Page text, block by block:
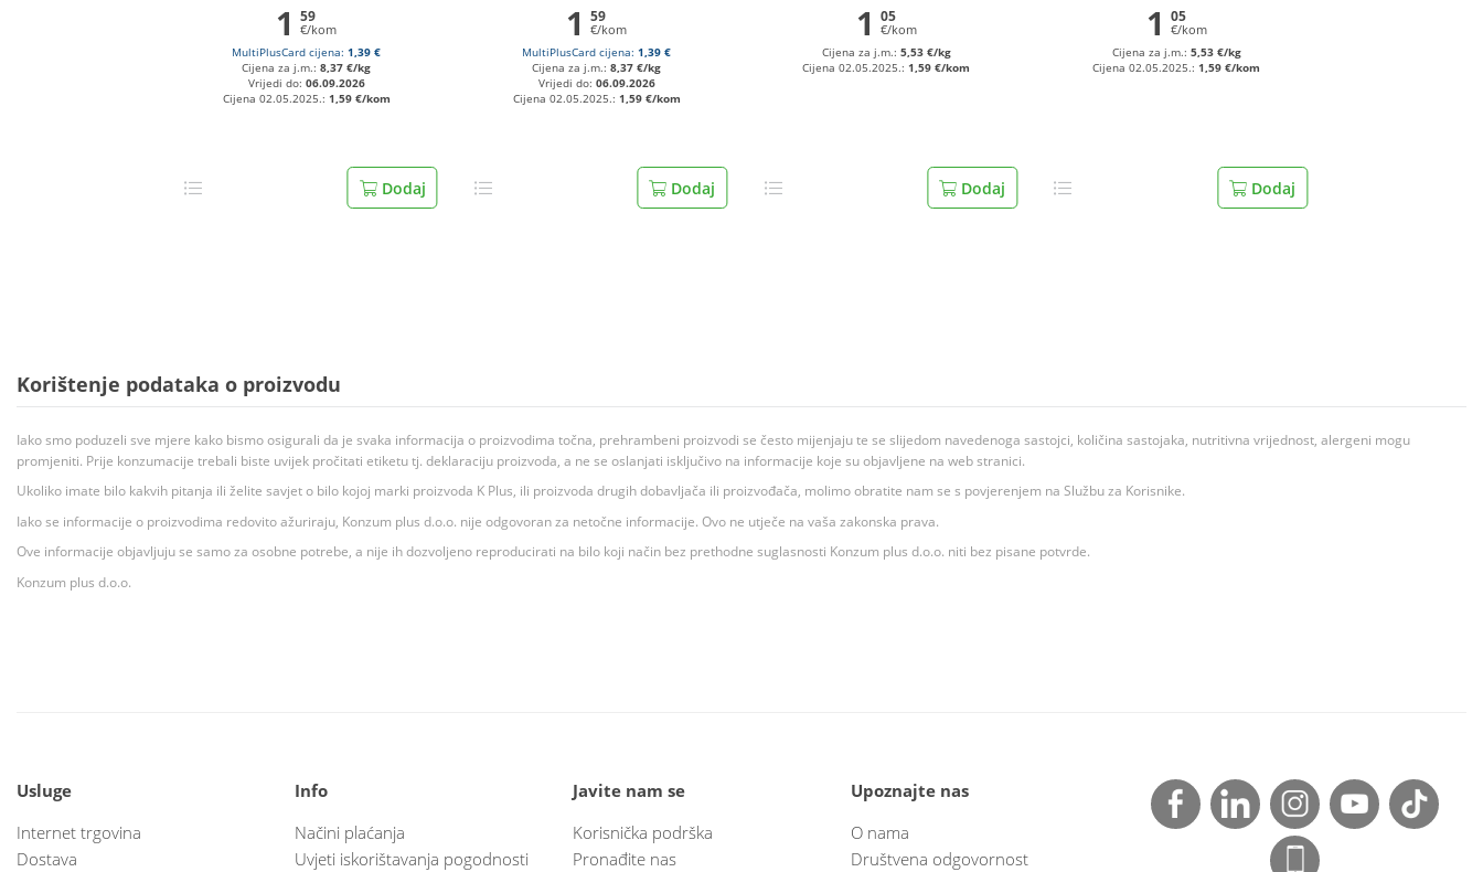
1 59
€/kom
MultiPlusCard cijena:1,39 €
Cijena za j.m.:8,37 €/kg
Vrijedi do: 06.09.2026
Cijena 02.05.2025.: 1,59 €/kom
Dodaj
1 59
€/kom
MultiPlusCard cijena:1,39 €
Cijena za j.m.:8,37 €/kg
Vrijedi do: 06.09.2026
Cijena 02.05.2025.: 1,59 €/kom
Dodaj
1 05
€/kom
Cijena za j.m.: 5,53 €/kg
Cijena 02.05.2025.:1,59 €/kom
Dodaj
1 05
€/kom
Cijena za j.m.: 5,53 €/kg
Cijena 02.05.2025.:1,59 €/kom
Dodaj
Korištenje podataka o proizvodu
Iako smo poduzeli sve mjere kako bismo osigurali da je svaka informacija o proizvodima točna, prehrambeni proizvodi se često mijenjaju te se slijedom navedenoga sastojci, količina sastojaka, nutritivna vrijednost, alergeni mogu
promjeniti. Prije konzumacije trebali biste uvijek pročitati etiketu tj. deklaraciju proizvoda, a ne se oslanjati isključivo na informacije koje su objavljene na web stranici.
Ukoliko imate bilo kakvih pitanja ili želite savjet o bilo kojoj marki proizvoda K Plus, ili proizvoda drugih dobavljača ili proizvođača, molimo obratite nam se s povjerenjem na Službu za Korisnike.
Iako se informacije o proizvodima redovito ažuriraju, Konzum plus d.o.o. nije odgovoran za netočne informacije. Ovo ne utječe na vaša zakonska prava.
Ove informacije objavljuju se samo za osobne potrebe, a nije ih dozvoljeno reproducirati na bilo koji način bez prethodne suglasnosti Konzum plus d.o.o. niti bez pisane potvrde.
Konzum plus d.o.o.
Usluge
Internet trgovina
Dostava
Info
Načini plaćanja
Uvjeti iskorištavanja pogodnosti
Javite nam se
Korisnička podrška
Pronađite nas
Upoznajte nas
O nama
Društvena odgovornost